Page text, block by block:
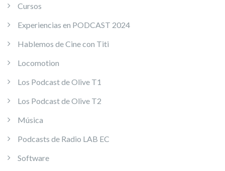
Cursos
Experiencias en PODCAST 2024
Hablemos de Cine con Titi
Locomotion
Los Podcast de Olive T1
Los Podcast de Olive T2
Música
Podcasts de Radio LAB EC
Software